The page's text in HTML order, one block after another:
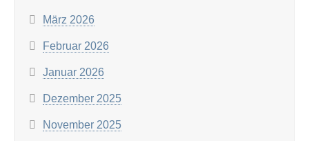
März 2026
Februar 2026
Januar 2026
Dezember 2025
November 2025